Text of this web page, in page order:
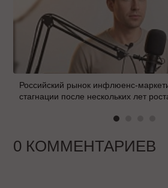
Российский рынок инфлюенс-
стагнации после нескольких лет
0 КОММЕНТАРИЕВ